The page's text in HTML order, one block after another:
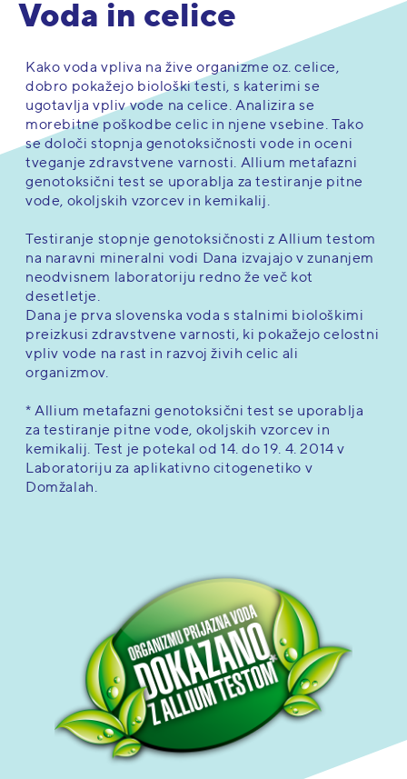
Voda in celice
Kako voda vpliva na žive organizme oz. celice,
dobro pokažejo biološki testi, s katerimi se
ugotavlja vpliv vode na celice. Analizira se
morebitne poškodbe celic in njene vsebine. Tako
se določi stopnja genotoksičnosti vode in oceni
tveganje zdravstvene varnosti. Allium metafazni
genotoksični test se uporablja za testiranje pitne
vode, okoljskih vzorcev in kemikalij.
Testiranje stopnje genotoksičnosti z Allium testom
na naravni mineralni vodi Dana izvajajo v zunanjem
neodvisnem laboratoriju redno že več kot
desetletje.
Dana je prva slovenska voda s stalnimi biološkimi
preizkusi zdravstvene varnosti, ki pokažejo celostni
vpliv vode na rast in razvoj živih celic ali
organizmov.
* Allium metafazni genotoksični test se uporablja
za testiranje pitne vode, okoljskih vzorcev in
kemikalij. Test je potekal od 14. do 19. 4. 2014 v
Laboratoriju za aplikativno citogenetiko v
Domžalah.